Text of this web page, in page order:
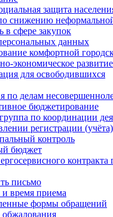
защита
снижению неформальной
в сфере закупок
данных
комфортной
экономическое развитие
для освободившихся
по делам
бюджетирование
по координации
регистрации
контроль
бюджет
письмо
время приема
формы обращений